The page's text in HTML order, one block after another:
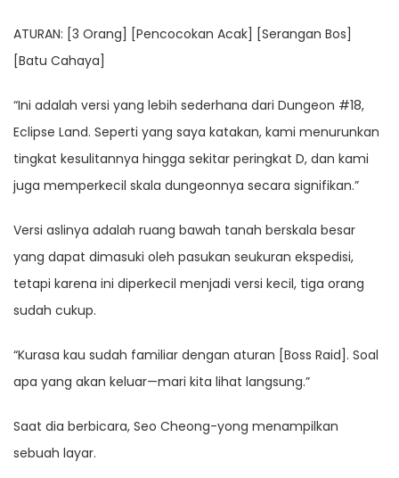
ATURAN: [3 Orang] [Pencocokan Acak] [Serangan Bos]
[Batu Cahaya]
“Ini adalah versi yang lebih sederhana dari Dungeon #18,
Eclipse Land. Seperti yang saya katakan, kami menurunkan
tingkat kesulitannya hingga sekitar peringkat D, dan kami
juga memperkecil skala dungeonnya secara signifikan.”
Versi aslinya adalah ruang bawah tanah berskala besar
yang dapat dimasuki oleh pasukan seukuran ekspedisi,
tetapi karena ini diperkecil menjadi versi kecil, tiga orang
sudah cukup.
“Kurasa kau sudah familiar dengan aturan [Boss Raid]. Soal
apa yang akan keluar—mari kita lihat langsung.”
Saat dia berbicara, Seo Cheong-yong menampilkan
sebuah layar.